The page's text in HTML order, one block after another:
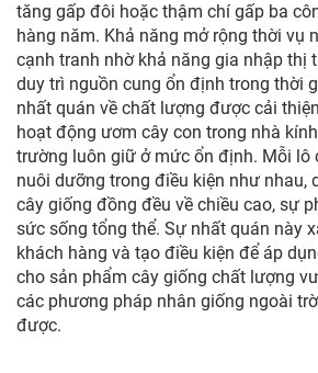
tăng gấp đôi hoặc thậm chí gấp ba
hàng năm. Khả năng mở rộng thời vụ
cạnh tranh nhờ khả năng gia nhập thị
duy trì nguồn cung ổn định trong thời
nhất quán về chất lượng được cải
hoạt động ươm cây con trong nhà
trường luôn giữ ở mức ổn định. Mỗi lô
nuôi dưỡng trong điều kiện như nhau,
cây giống đồng đều về chiều cao, sự
sức sống tổng thể. Sự nhất quán này
khách hàng và tạo điều kiện để áp
cho sản phẩm cây giống chất lượng
các phương pháp nhân giống ngoài
được.